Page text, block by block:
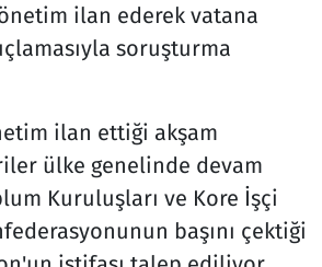
ilan ederek vatana
soruşturma
ilan ettiği akşam
ülke genelinde devam
Kuruluşları ve Kore İşçi
başını çektiği